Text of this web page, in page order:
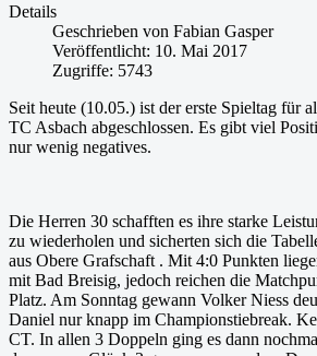
Details
Geschrieben von Fabian Gasper
Veröffentlicht: 10. Mai 2017
Zugriffe: 5743
Seit heute (10.05.) ist der erste Spieltag für
TC Asbach abgeschlossen. Es gibt viel
nur wenig negatives.
Die Herren 30 schafften es ihre starke
zu wiederholen und sicherten sich die
aus Obere Grafschaft . Mit 4:0 Punkten
mit Bad Breisig, jedoch reichen die
Platz. Am Sonntag gewann Volker Niess
Daniel nur knapp im Championstiebreak.
CT. In allen 3 Doppeln ging es dann